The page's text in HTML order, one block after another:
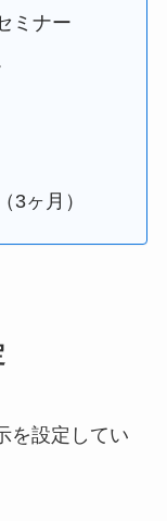
ミナー
ヶ月）
を設定してい